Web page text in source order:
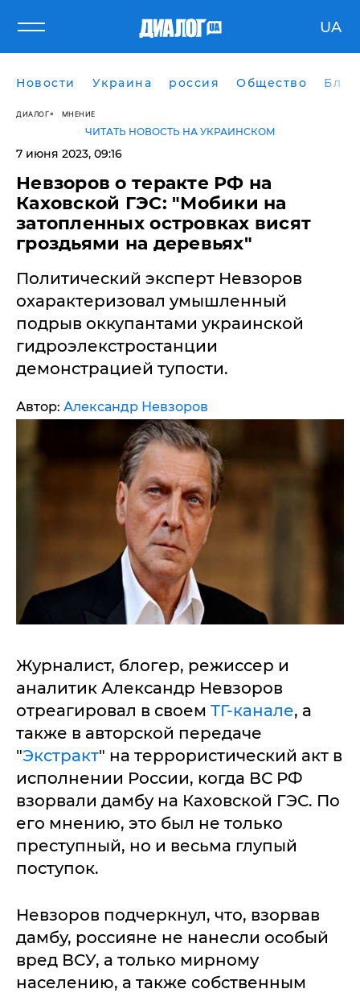
UA
Новости Украина россия Общество
ДИАЛОГ МНЕНИЕ
ЧИТАТЬ НОВОСТЬ НА УКРАИНСКОМ
7 июня 2023, 09:16
Невзоров о теракте РФ на
Каховской ГЭС: "Мобики на
затопленных островках висят
гроздьями на деревьях"
Политический эксперт Невзоров
охарактеризовал умышленный
подрыв оккупантами украинской
гидроэлекстростанции
демонстрацией тупости.
Автор: Александр Невзоров
Журналист, блогер, режиссер и
аналитик Александр Невзоров
отреагировал в своем ТГ-канале, а
также в авторской передаче
"Экстракт" на террористический акт в
исполнении России, когда ВС РФ
взорвали дамбу на Каховской ГЭС. По
его мнению, это был не только
преступный, но и весьма глупый
поступок.
Невзоров подчеркнул, что, взорвав
дамбу, россияне не нанесли особый
вред ВСУ, а только мирному
населению, а также собственным